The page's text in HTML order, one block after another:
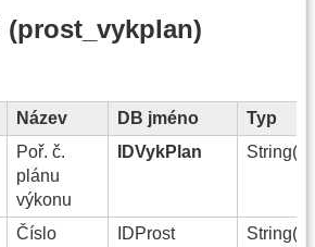
(prost_vykplan)
Název DB jméno
Typ
Poř. č.
plánu
výkonu
IDVykPlan
Číslo
IDProst